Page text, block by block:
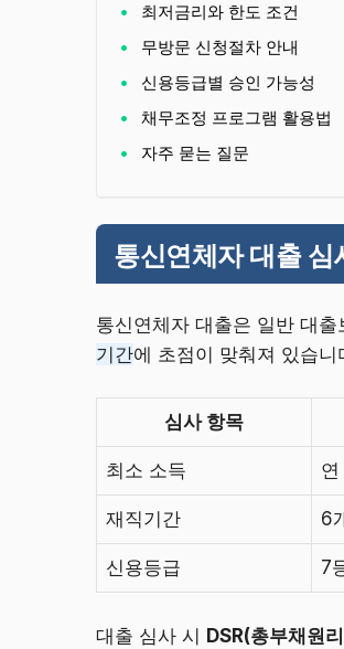
최저금리와 한도 조건
무방문 신청절차 안내
신용등급별 승인 가능성
채무조정 프로그램 활용법
자주 묻는 질문
통신연체자 대출 심
통신연체자 대출은 일반 대
기간에 초점이 맞춰져 있습니
심사 항목
최소 소득
재직기간 6
신용등급 7
대출 심사 시 DSR(총부채원